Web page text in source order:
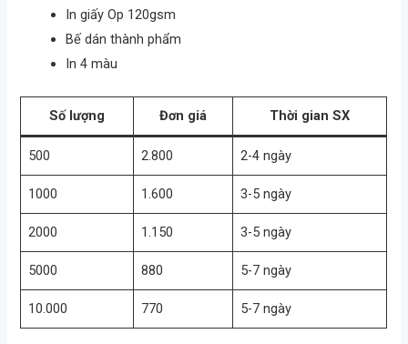
In giấy Op 120gsm
Bế dán thành phẩm
In 4 màu
Số lượng Đơn giá Thời gian SX
500 2.800 2-4 ngày
1000 1.600 3-5 ngày
2000 1.150 3-5 ngày
5000 880 5-7 ngày
10.000 770 5-7 ngày